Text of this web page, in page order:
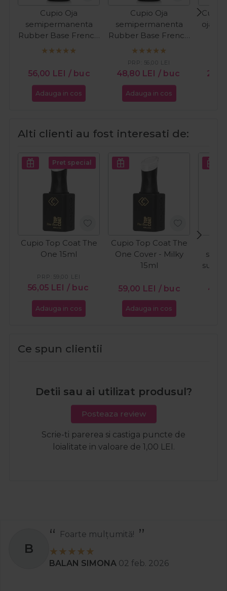
Cupio Oja
semipermanenta
Rubber Base French
Collection - Milky
56,00 LEI / buc
Adauga in cos
Cupio Oja
semipermanenta
Rubber Base French
Collection - Perfect
48,80 LEI / buc
PRP: 56,00 LEI
Adauga in cos
Cupio
oja
Alti clienti au fost interesati de:
Pret special
Cupio Top Coat The
One 15ml
56,05 LEI / buc
PRP: 59,00 LEI
Adauga in cos
Cupio Top Coat The
One Cover - Milky
15ml
59,00 LEI / buc
Adauga in cos
Ce spun clientii
Detii sau ai utilizat produsul?
Posteaza review
Scrie-ti parerea si castiga puncte de
loialitate in valoare de 1,00 LEI.
S
Recomand
Stanciu Aura Andreea 02 apr. 2025